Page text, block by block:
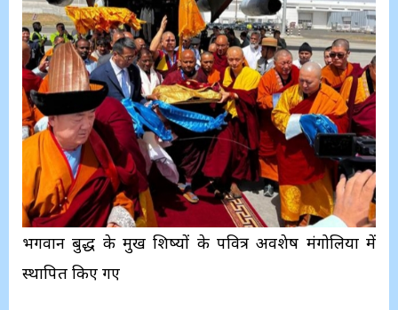
भगवान बुद्ध के प्रमुख शिष्यों के पवित्र अवशेष मंगोलिया में
स्थापित किए गए